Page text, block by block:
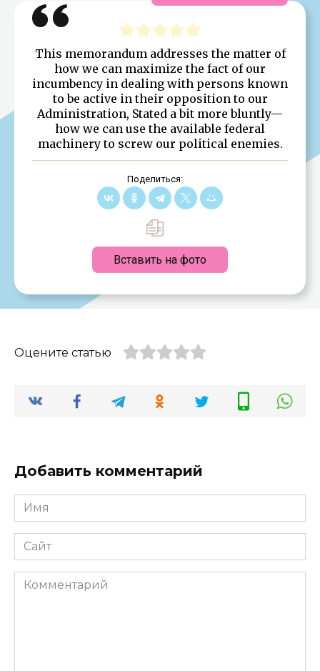
This memorandum addresses the matter of
how we can maximize the fact of our
incumbency in dealing with persons known
to be active in their opposition to our
Administration, Stated a bit more bluntly—
how we can use the available federal
machinery to screw our political enemies.
Поделиться:
Вставить на фото
Оцените статью
Добавить комментарий
Имя
*
Сайт
Комментарий